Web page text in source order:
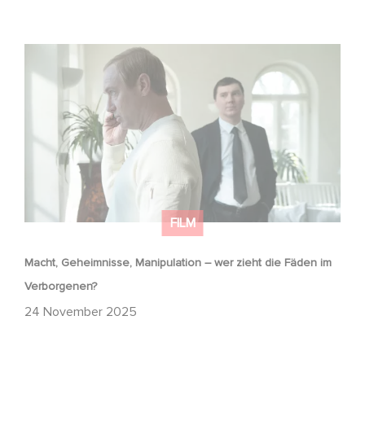
FILM
Macht, Geheimnisse, Manipulation – wer zieht die Fäden im
Verborgenen?
24 November 2025
Macht, Geheimnisse, Manipulation – wer zieht die Fäden
im Verborgenen?